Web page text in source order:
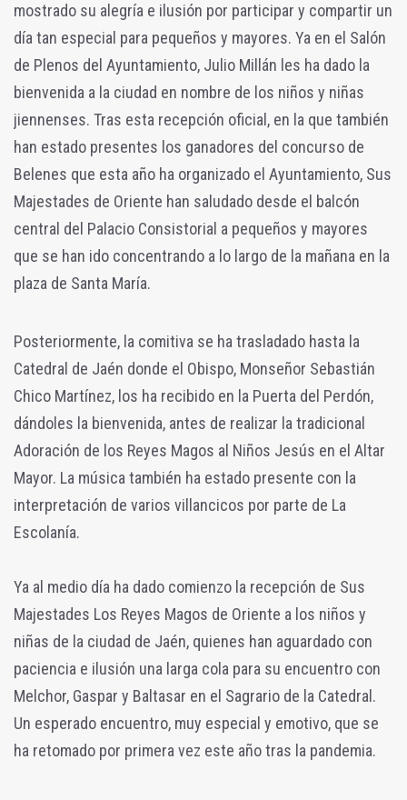
mostrado su alegría e ilusión por participar y compartir un
día tan especial para pequeños y mayores. Ya en el Salón
de Plenos del Ayuntamiento, Julio Millán les ha dado la
bienvenida a la ciudad en nombre de los niños y niñas
jiennenses. Tras esta recepción oficial, en la que también
han estado presentes los ganadores del concurso de
Belenes que esta año ha organizado el Ayuntamiento, Sus
Majestades de Oriente han saludado desde el balcón
central del Palacio Consistorial a pequeños y mayores
que se han ido concentrando a lo largo de la mañana en la
plaza de Santa María.
Posteriormente, la comitiva se ha trasladado hasta la
Catedral de Jaén donde el Obispo, Monseñor Sebastián
Chico Martínez, los ha recibido en la Puerta del Perdón,
dándoles la bienvenida, antes de realizar la tradicional
Adoración de los Reyes Magos al Niños Jesús en el Altar
Mayor. La música también ha estado presente con la
interpretación de varios villancicos por parte de La
Escolanía.
Ya al medio día ha dado comienzo la recepción de Sus
Majestades Los Reyes Magos de Oriente a los niños y
niñas de la ciudad de Jaén, quienes han aguardado con
paciencia e ilusión una larga cola para su encuentro con
Melchor, Gaspar y Baltasar en el Sagrario de la Catedral.
Un esperado encuentro, muy especial y emotivo, que se
ha retomado por primera vez este año tras la pandemia.